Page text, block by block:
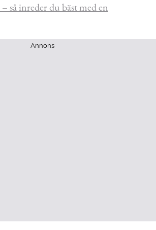
så inreder du bäst med en
Annons